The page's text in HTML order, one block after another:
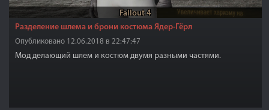
Fallout 4
Разделение шлема и брони костюма Ядер-Гёрл
Опубликовано 12.06.2018 в 22:47:47
Мод делающий шлем и костюм двумя разными частями.